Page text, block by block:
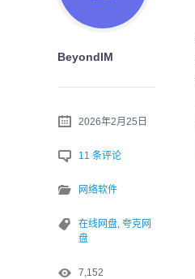
BeyondIM
2026年2月25日
11 条评论
网络软件
在线网盘 夸克网
盘
7,152